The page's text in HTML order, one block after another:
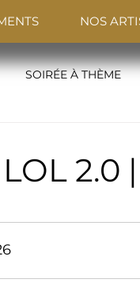
NOS
SOIRÉE À THÈME
2.0 |